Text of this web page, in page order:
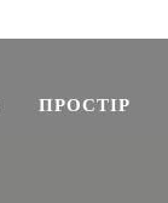
простір